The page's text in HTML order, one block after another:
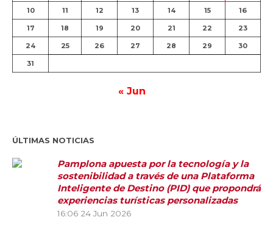
10 11 12 13 14 15 16
17 18 19 20 21 22 23
24 25 26 27 28 29 30
31
« Jun
ÚLTIMAS NOTICIAS
Pamplona apuesta por la tecnología y la
sostenibilidad a través de una Plataforma
Inteligente de Destino (PID) que propondrá
experiencias turísticas personalizadas
16:06 24 Jun 2026